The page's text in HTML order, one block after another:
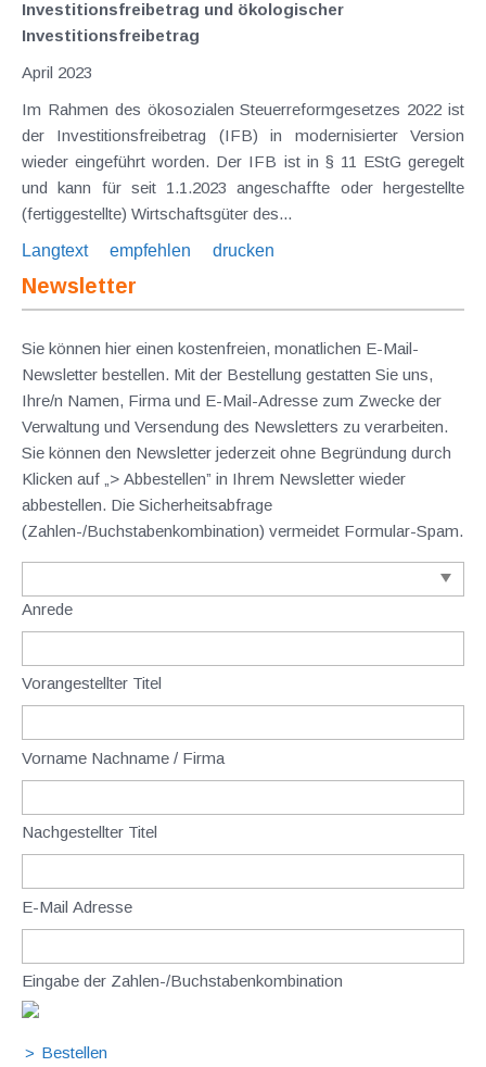
Investitionsfreibetrag und ökologischer
Investitionsfreibetrag
April 2023
Im Rahmen des ökosozialen Steuerreformgesetzes 2022 ist
der Investitionsfreibetrag (IFB) in modernisierter Version
wieder eingeführt worden. Der IFB ist in § 11 EStG geregelt
und kann für seit 1.1.2023 angeschaffte oder hergestellte
(fertiggestellte) Wirtschaftsgüter des...
Langtext
empfehlen drucken
Newsletter
Sie können hier einen kostenfreien, monatlichen E-Mail-
Newsletter bestellen. Mit der Bestellung gestatten Sie uns,
Ihre/n Namen, Firma und E-Mail-Adresse zum Zwecke der
Verwaltung und Versendung des Newsletters zu verarbeiten.
Sie können den Newsletter jederzeit ohne Begründung durch
Klicken auf „> Abbestellen” in Ihrem Newsletter wieder
abbestellen. Die Sicherheitsabfrage
(Zahlen-/Buchstabenkombination) vermeidet Formular-Spam.
Anrede
Vorangestellter Titel
Vorname Nachname / Firma
Nachgestellter Titel
E-Mail Adresse
Eingabe der Zahlen-/Buchstabenkombination